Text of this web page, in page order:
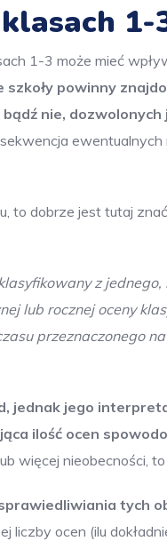
1-
1-3 może mieć
szkoły powinny
nie,
to dobrze jest tutaj
z
lub rocznej oceny
przeznaczonego
jednak jego
ilość ocen
więcej nieobecności,
tych
liczby ocen (ilu